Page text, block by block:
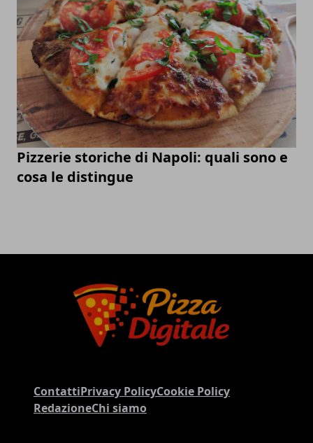
Pizzerie storiche di Napoli: quali sono e
cosa le distingue
ContattiPrivacy PolicyCookie Policy
RedazioneChi siamo